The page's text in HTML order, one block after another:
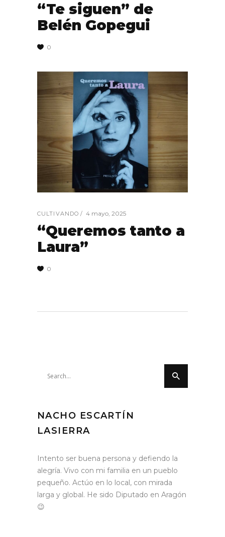
“Te siguen” de
Belén Gopegui
0
CULTIVANDO 4 mayo, 2025
“Queremos tanto a
Laura”
0
NACHO ESCARTÍN
LASIERRA
Intento ser buena persona y defiendo la
alegría. Vivo con mi familia en un pueblo
pequeño. Actúo en lo local, con mirada
larga y global. He sido Diputado en Aragón
😉